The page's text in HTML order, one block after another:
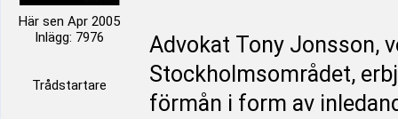
Här sen Apr 2005
Inlägg: 7976
Trådstartare
Advokat Tony Jonsson,
Stockholmsområdet,
förmån i form av